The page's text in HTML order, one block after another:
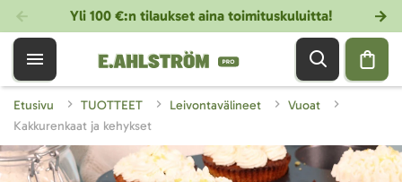
Yli 100 €:n tilaukset aina toimituskuluitta!
Etusivu TUOTTEET Leivontavälineet
Vuoat
Kakkurenkaat ja kehykset